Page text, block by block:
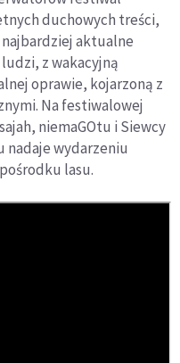
duchowych treści,
aktualne
z wakacyjną
oprawie, kojarzoną z
Na festiwalowej
niemaGOtu i Siewcy
nadaje wydarzeniu
lasu.